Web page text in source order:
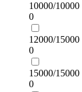
10000/10000
0
12000/15000
0
15000/15000
0